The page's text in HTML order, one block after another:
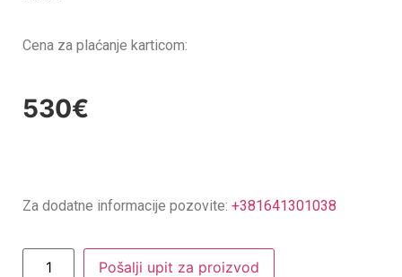
Cena za plaćanje karticom:
530€
Za dodatne informacije pozovite: +381641301038
Pošalji upit za proizvod